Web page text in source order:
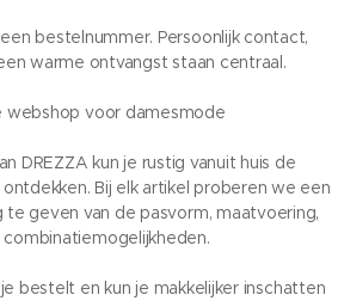
bestelnummer. Persoonlijk contact,
warme ontvangst staan centraal.
webshop voor damesmode
DREZZA kun je rustig vanuit huis de
Bij elk artikel proberen we een
te geven van de pasvorm, maatvoering,
bestelt en kun je makkelijker inschatten